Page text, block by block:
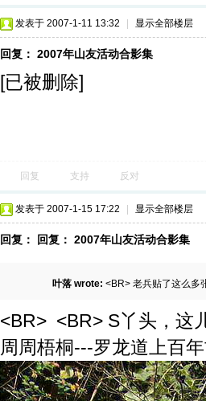
发表于 2007-1-11 13:32 显示全部楼层
回复： 2007年山友活动合影集
[已被删除]
回复 支持 反对
发表于 2007-1-15 17:22 显示全部楼层
回复： 回复： 2007年山友活动合影集
叶落 wrote: <BR> 老兵贴了这么多
<BR> <BR> S丫头，这
周周梧桐---罗龙道上百